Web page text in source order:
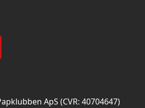
ApS (CVR: 40704647)